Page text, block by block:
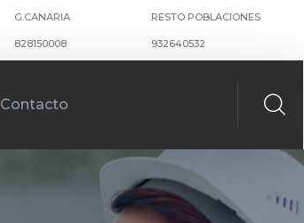
G.CANARIA
828150008
RESTO POBLACIONES
932640532
Contacto